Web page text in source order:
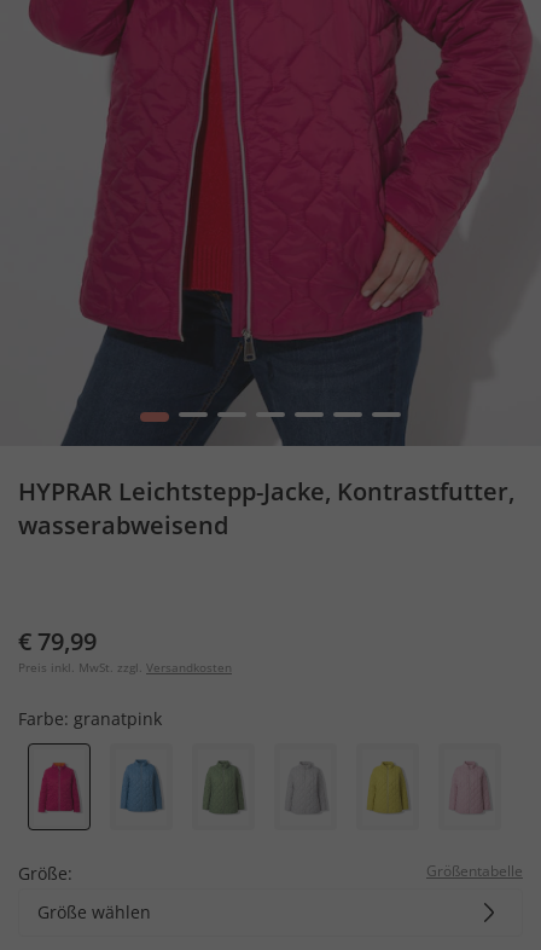
1 2 3 4 5 6 7
HYPRAR Leichtstepp-Jacke, Kontrastfutter,
wasserabweisend
€ 79,99
Preis inkl. MwSt. zzgl. Versandkosten
Farbe: granatpink
Größe: Größentabelle
Größe wählen